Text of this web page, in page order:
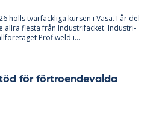
hölls tvär­fack­li­ga kur­sen i Vasa. I år del­
all­ra fles­ta från In­du­stri­fac­ket. In­du­stri­
Pro­fiw­eld i...
för för­tro­en­de­val­da